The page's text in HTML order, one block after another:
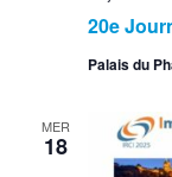
20e
Palais du
MER
18